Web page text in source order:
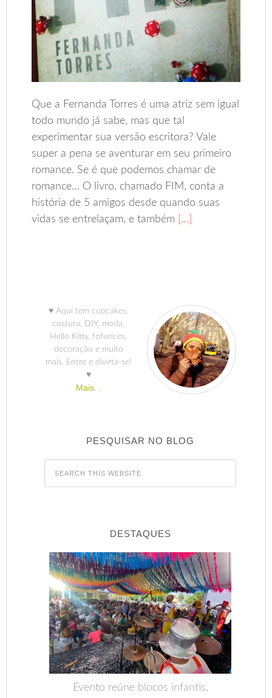
Que a Fernanda Torres é uma atriz sem igual
todo mundo já sabe, mas que tal
experimentar sua versão escritora? Vale
super a pena se aventurar em seu primeiro
romance. Se é que podemos chamar de
romance… O livro, chamado FIM, conta a
história de 5 amigos desde quando suas
vidas se entrelaçam, e também […]
♥ Aqui tem cupcakes,
costura, DIY, moda,
Hello Kitty, fofurices,
decoração e muito
mais. Entre e divirta-se!
♥
Mais...
PESQUISAR NO BLOG
DESTAQUES
Evento reúne blocos infantis,